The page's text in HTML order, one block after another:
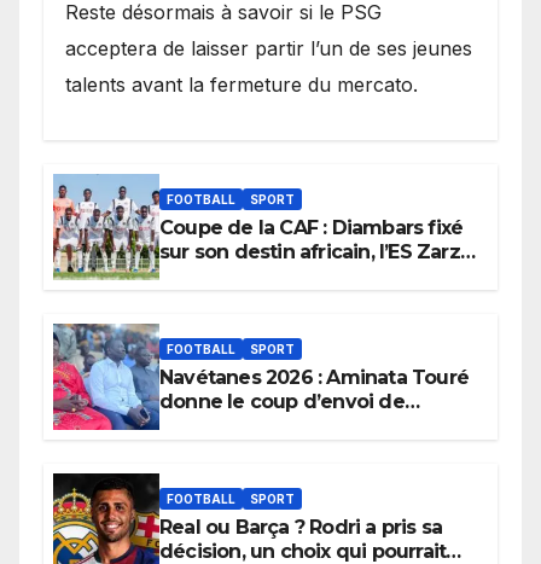
Reste désormais à savoir si le PSG
acceptera de laisser partir l’un de ses jeunes
talents avant la fermeture du mercato.
FOOTBALL SPORT
Coupe de la CAF : Diambars fixé
sur son destin africain, l’ES Zarzis
FOOTBALL SPORT
Navétanes 2026 : Aminata Touré
donne le coup d’envoi de
apaisées.
FOOTBALL SPORT
Real ou Barça ? Rodri a pris sa
décision, un choix qui pourrait